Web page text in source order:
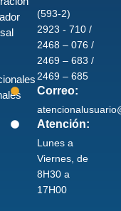
(593-2)
2923 - 710 /
2468 – 076 /
2469 – 683 /
2469 – 685
Correo:
Atención:
Lunes a
Viernes, de
8H30 a
17H00